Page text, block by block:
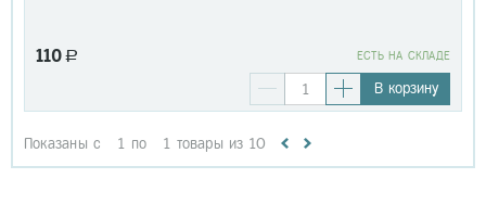
110 a EСТЬ НА СКЛАДЕ
В корзину
Показаны с 1 по 1 товары из 10